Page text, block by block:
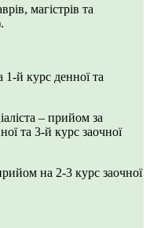
магістрів та
1-й курс денної та
– прийом за
та 3-й курс заочної
на 2-3 курс заочної